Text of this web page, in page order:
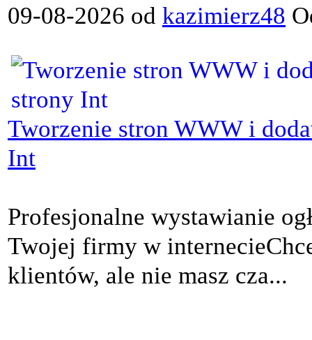
09-08-2026 od kazimierz48
Tworzenie stron WWW i
Int
Profesjonalne wystawianie
Twojej firmy w
klientów, ale nie masz cza...